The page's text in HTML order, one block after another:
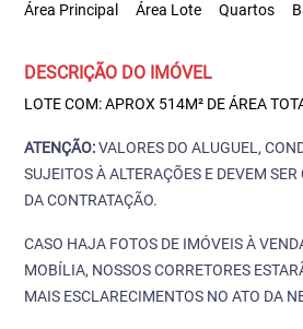
Área Principal
Área Lote
Quartos
DESCRIÇÃO DO IMÓVEL
LOTE COM: APROX 514M² DE ÁREA
ATENÇÃO:VALORES DO ALUGUEL,
SUJEITOS À ALTERAÇÕES E DEVEM
DA CONTRATAÇÃO.
CASO HAJA FOTOS DE IMÓVEIS À
MOBÍLIA, NOSSOS CORRETORES
MAIS ESCLARECIMENTOS NO ATO DA